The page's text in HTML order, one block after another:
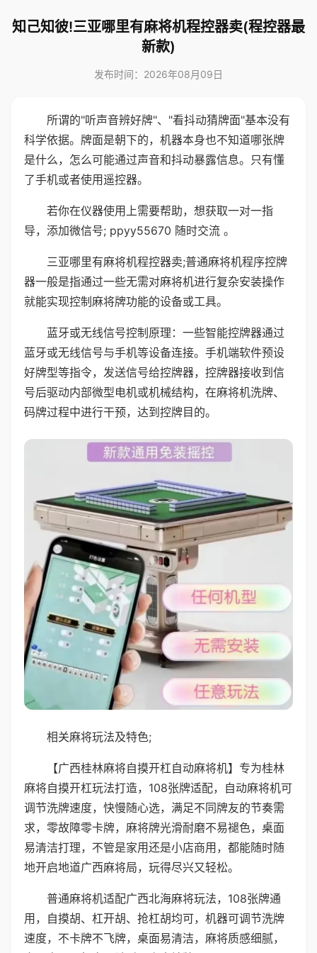
知己知彼!三亚哪里有麻将机程控器卖(程控器最
新款)
发布时间：2026年08月09日
所谓的"听声音辨好牌"、"看抖动猜牌面"基本没有
科学依据。牌面是朝下的，机器本身也不知道哪张牌
是什么，怎么可能通过声音和抖动暴露信息。只有懂
了手机或者使用遥控器。
若你在仪器使用上需要帮助，想获取一对一指
导，添加微信号; ppyy55670 随时交流 。
三亚哪里有麻将机程控器卖;普通麻将机程序控牌
器一般是指通过一些无需对麻将机进行复杂安装操作
就能实现控制麻将牌功能的设备或工具。
蓝牙或无线信号控制原理：一些智能控牌器通过
蓝牙或无线信号与手机等设备连接。手机端软件预设
好牌型等指令，发送信号给控牌器，控牌器接收到信
号后驱动内部微型电机或机械结构，在麻将机洗牌、
码牌过程中进行干预，达到控牌目的。
相关麻将玩法及特色;
【广西桂林麻将自摸开杠自动麻将机】专为桂林
麻将自摸开杠玩法打造，108张牌适配，自动麻将机可
调节洗牌速度，快慢随心选，满足不同牌友的节奏需
求，零故障零卡牌，麻将牌光滑耐磨不易褪色，桌面
易清洁打理，不管是家用还是小店商用，都能随时随
地开启地道广西麻将局，玩得尽兴又轻松。
普通麻将机适配广西北海麻将玩法，108张牌通
用，自摸胡、杠开胡、抢杠胡均可，机器可调节洗牌
速度，不卡牌不飞牌，桌面易清洁，麻将质感细腻，